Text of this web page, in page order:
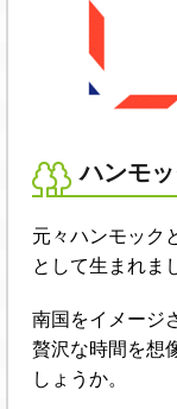
ハンモ
元々ハンモック
として生まれま
南国をイメージ
贅沢な時間を想
しょうか。